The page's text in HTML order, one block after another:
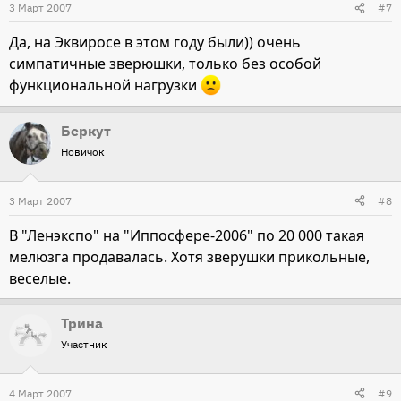
3 Март 2007 #7
Да, на Эквиросе в этом году были)) очень
симпатичные зверюшки, только без особой
функциональной нагрузки
Беркут
Новичок
3 Март 2007 #8
В "Ленэкспо" на "Иппосфере-2006" по 20 000 такая
мелюзга продавалась. Хотя зверушки прикольные,
веселые.
Трина
Участник
4 Март 2007 #9